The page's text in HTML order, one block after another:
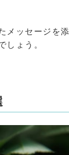
メッセージを添
しょう。